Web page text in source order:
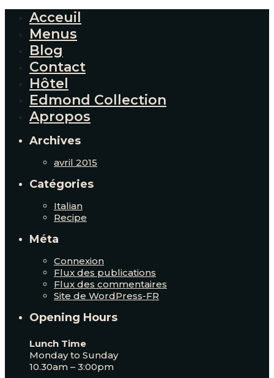
Acceuil
Menus
Blog
Contact
Hôtel
Edmond Collection
Apropos
Archives
avril 2015
Catégories
Italian
Recipe
Méta
Connexion
Flux des publications
Flux des commentaires
Site de WordPress-FR
Opening Hours
Lunch Time
Monday to Sunday
10.30am – 3:00pm